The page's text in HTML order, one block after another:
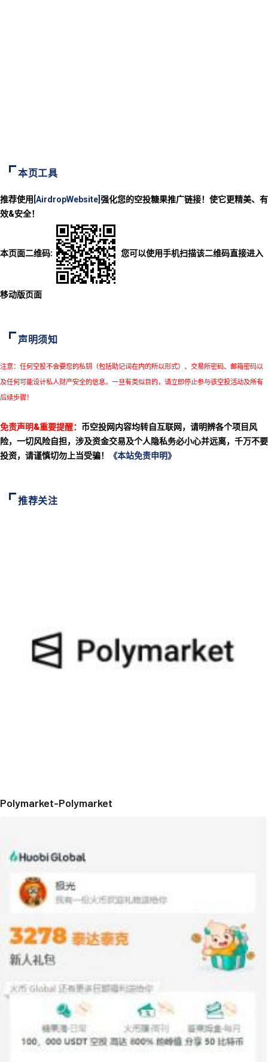
本页工具
推荐使用 [AirdropWebsite] 强化您的空投糖果推广链接！使它更精美、有
效&安全！
本页面二维码: 您可以使用手机扫描该二维码直接进入
移动版页面
声明须知
注意：任何空投不会要您的私钥（包括助记词在内的所以形式）、交易所密码、邮箱密码以
及任何可能设计私人财产安全的信息。一旦有类似目的，请立即停止参与该空投活动及所有
后续步骤！
免责声明&重要提醒： 币空投网内容均转自互联网，请明辨各个项目风
险，一切风险自担，涉及资金交易及个人隐私务必小心并远离，千万不要
投资，请谨慎切勿上当受骗！
《本站免责申明》
推荐关注
Polymarket-Polymarket